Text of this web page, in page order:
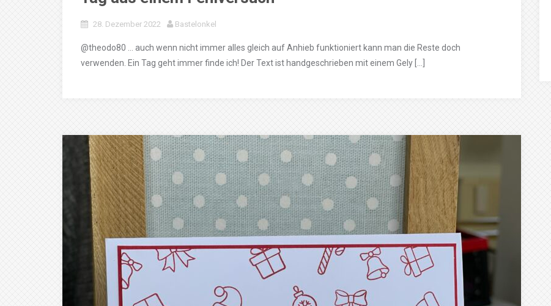
28. Dezember 2022 Bastelonkel
@theodo80 … auch wenn nicht immer alles gleich auf Anhieb funktioniert kann man die Reste doch
verwenden. Ein Tag geht immer finde ich! Der Text ist handgeschrieben mit einem Gely […]